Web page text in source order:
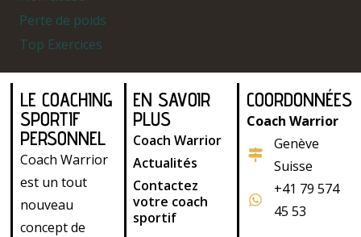
Perte de poids
Top Exercices
LE COACHING
SPORTIF
PERSONNEL
Coach Warrior
est un tout
nouveau
concept de
EN SAVOIR
PLUS
Coach Warrior
Actualités
Contactez
votre coach
sportif
COORDONNÉES
Coach Warrior
Genève
Suisse
+41 79 574
45 53